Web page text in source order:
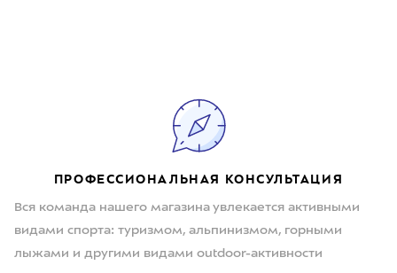
ПРОФЕССИОНАЛЬНАЯ КОНСУЛЬТАЦИЯ
Вся команда нашего магазина увлекается активными
видами спорта: туризмом, альпинизмом, горными
лыжами и другими видами outdoor-активности